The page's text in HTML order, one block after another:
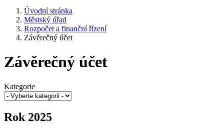
Úvodní stránka
Městský úřad
Rozpočet a finanční řízení
Závěrečný účet
Závěrečný účet
Kategorie
Rok 2025